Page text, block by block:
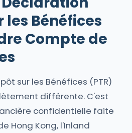
Bénéfices
Compte de
sur les Bénéfices (PTR)
différente. C'est
confidentielle faite
Hong Kong, l'Inland